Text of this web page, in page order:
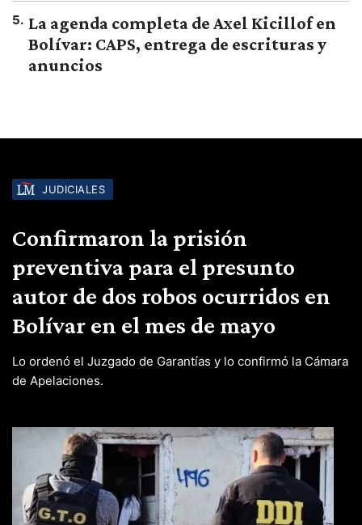
5. La agenda completa de Axel Kicillof en
Bolívar: CAPS, entrega de escrituras y
anuncios
JUDICIALES
Confirmaron la prisión
preventiva para el presunto
autor de dos robos ocurridos en
Bolívar en el mes de mayo
Lo ordenó el Juzgado de Garantías y lo confirmó la Cámara
de Apelaciones.